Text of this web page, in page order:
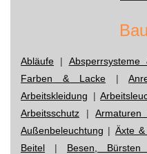
Abläufe |
Farben & Lacke |
Arbeitskleidung |
Arbeitsschutz |
Außenbeleuchtung | Äxte
Beitel | Besen, Bürsten